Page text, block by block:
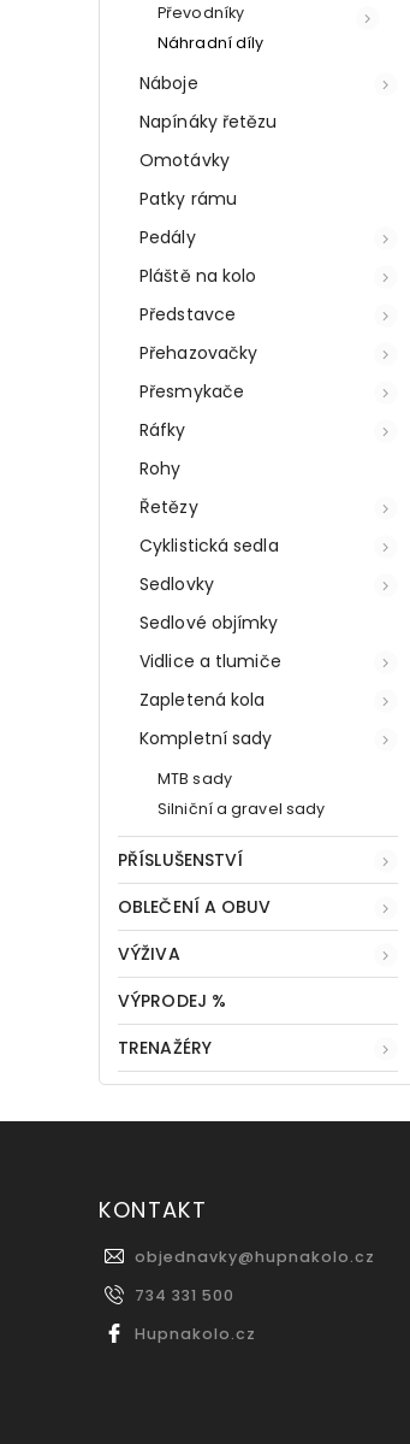
Převodníky
Náhradní díly
Náboje
Napínáky řetězu
Omotávky
Patky rámu
Pedály
Pláště na kolo
Představce
Přehazovačky
Přesmykače
Ráfky
Rohy
Řetězy
Cyklistická sedla
Sedlovky
Sedlové objímky
Vidlice a tlumiče
Zapletená kola
Kompletní sady
MTB sady
Silniční a gravel sady
PŘÍSLUŠENSTVÍ
OBLEČENÍ A OBUV
VÝŽIVA
VÝPRODEJ %
TRENAŽÉRY
KONTAKT
objednavky@hupnakolo.cz
734 331 500
Hupnakolo.cz